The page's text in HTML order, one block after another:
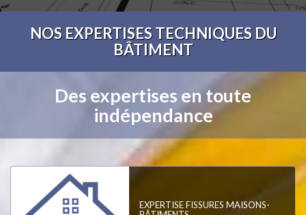
NOS EXPERTISES TECHNIQUES DU
BÂTIMENT
Des expertises en toute
indépendance
EXPERTISE FISSURES MAISONS-